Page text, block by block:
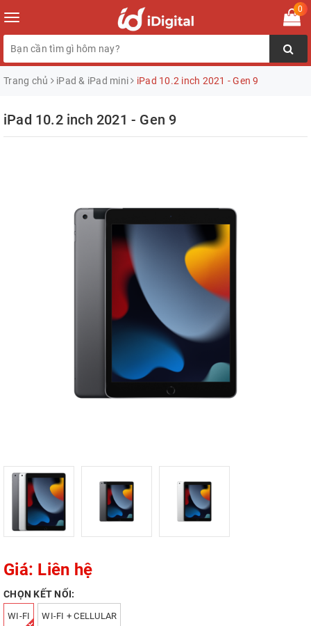
Toggle
navigation
0
Trang chủ iPad & iPad mini iPad 10.2 inch 2021 - Gen 9
iPad 10.2 inch 2021 - Gen 9
Giá: Liên hệ
CHỌN KẾT NỐI:
WI-FI WI-FI + CELLULAR